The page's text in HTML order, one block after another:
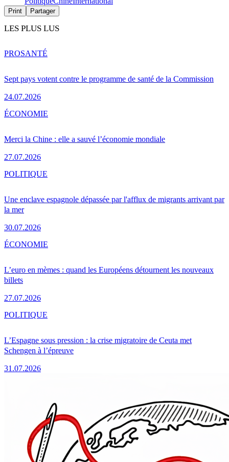
Print Partager
LES PLUS LUS
Sept pays votent contre le programme de santé de la Commission
24.07.2026
PROSANTÉ
Merci la Chine : elle a sauvé l’économie mondiale
27.07.2026
ÉCONOMIE
Une enclave espagnole dépassée par l'afflux de migrants arrivant par
la mer
30.07.2026
POLITIQUE
L’euro en mèmes : quand les Européens détournent les nouveaux
billets
27.07.2026
ÉCONOMIE
L’Espagne sous pression : la crise migratoire de Ceuta met
Schengen à l’épreuve
31.07.2026
POLITIQUE